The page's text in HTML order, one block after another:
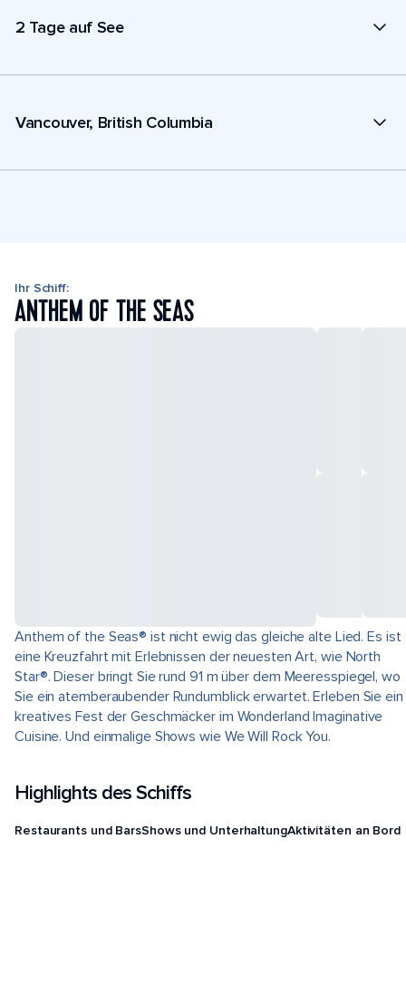
2 Tage auf See
Vancouver, British Columbia
Ihr Schiff:
ANTHEM OF THE SEAS
Anthem of the Seas® ist nicht ewig das gleiche alte Lied. Es ist
eine Kreuzfahrt mit Erlebnissen der neuesten Art, wie North
Star®. Dieser bringt Sie rund 91 m über dem Meeresspiegel, wo
Sie ein atemberaubender Rundumblick erwartet. Erleben Sie ein
kreatives Fest der Geschmäcker im Wonderland Imaginative
Cuisine. Und einmalige Shows wie We Will Rock You.
Highlights des Schiffs
Restaurants und BarsShows und UnterhaltungAktivitäten an Bord